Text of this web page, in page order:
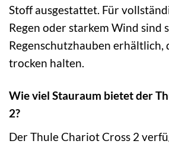
Stoff ausgestattet. Für
Regen oder starkem Wind sind
Regenschutzhauben erhältlich,
trocken halten.
Wie viel Stauraum bietet der
2?
Der Thule Chariot Cross 2